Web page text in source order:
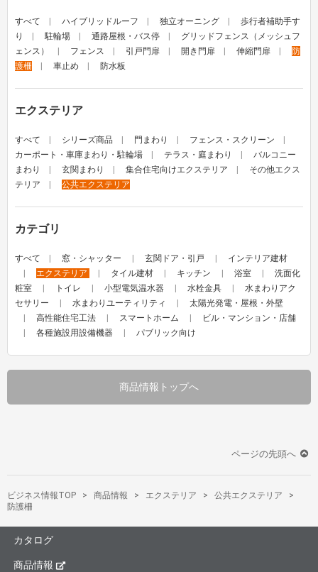
すべて ハイブリッドルーフ 独立オーニング
歩行者補助手す
り
駐輪場 通路屋根・バス停
グリッドフェンス（メッシュフ
ェンス）
フェンス 引戸門扉 開き門扉 伸縮門扉
防
護柵
車止め 防水板
エクステリア
すべて シリーズ商品 門まわり
フェンス・スクリーン
カーポート・車庫まわり・駐輪場
テラス・庭まわり
バルコニー
まわり
玄関まわり 集合住宅向けエクステリア
その他エクス
テリア
公共エクステリア
カテゴリ
すべて 窓・シャッター 玄関ドア・引戸
インテリア建材
エクステリア
タイル建材 キッチン 浴室
洗面化
粧室
トイレ 小型電気温水器 水栓金具
水まわりアク
セサリー
水まわりユーティリティ
太陽光発電・屋根・外壁
高性能住宅工法
スマートホーム
ビル・マンション・店舗
各種施設用設備機器
パブリック向け
商品情報トップへ
ページの先頭へ
ビジネス情報TOP 商品情報 エクステリア
公共エクステリア
防護柵
カタログ
商品情報